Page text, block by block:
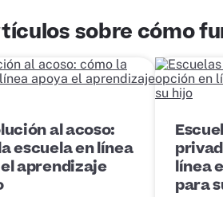
sobre cómo
al acoso:
escuela en línea
aprendizaje
E
n
l
línea
para